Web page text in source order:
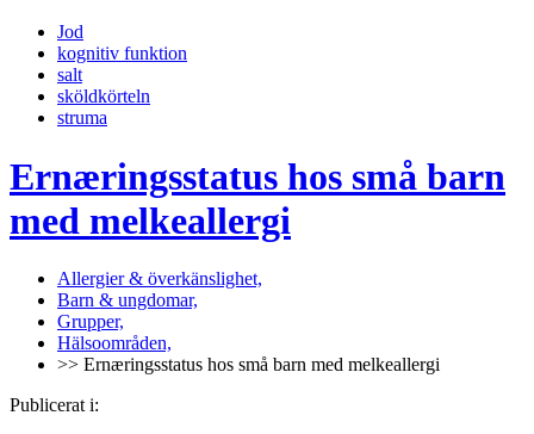
Jod
kognitiv funktion
salt
sköldkörteln
struma
Ernæringsstatus hos små barn
med melkeallergi
Allergier & överkänslighet,
Barn & ungdomar,
Grupper,
Hälsoområden,
>> Ernæringsstatus hos små barn med melkeallergi
Publicerat i: